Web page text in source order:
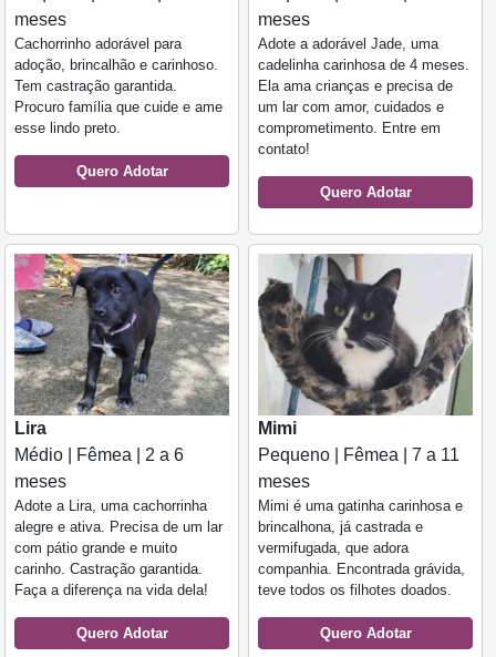
meses
Cachorrinho adorável para
adoção, brincalhão e carinhoso.
Tem castração garantida.
Procuro família que cuide e ame
esse lindo preto.
Quero Adotar
meses
Adote a adorável Jade, uma
cadelinha carinhosa de 4 meses.
Ela ama crianças e precisa de
um lar com amor, cuidados e
comprometimento. Entre em
contato!
Quero Adotar
Lira
Médio | Fêmea | 2 a 6
meses
Adote a Lira, uma cachorrinha
alegre e ativa. Precisa de um lar
com pátio grande e muito
carinho. Castração garantida.
Faça a diferença na vida dela!
Quero Adotar
Mimi
Pequeno | Fêmea | 7 a 11
meses
Mimi é uma gatinha carinhosa e
brincalhona, já castrada e
vermifugada, que adora
companhia. Encontrada grávida,
teve todos os filhotes doados.
Quero Adotar